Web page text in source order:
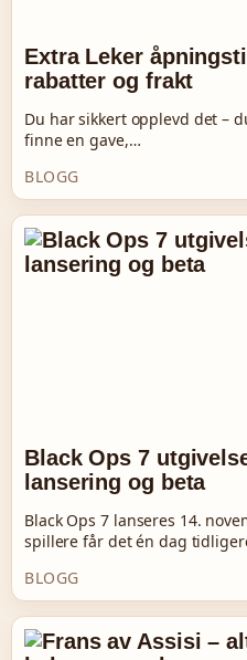
Extra Leker
rabatter og frakt
Du har sikkert opplevd det –
finne en gave,…
BLOGG
Black Ops 7
lansering og beta
Black Ops 7 lanseres 14.
spillere får det én dag
BLOGG